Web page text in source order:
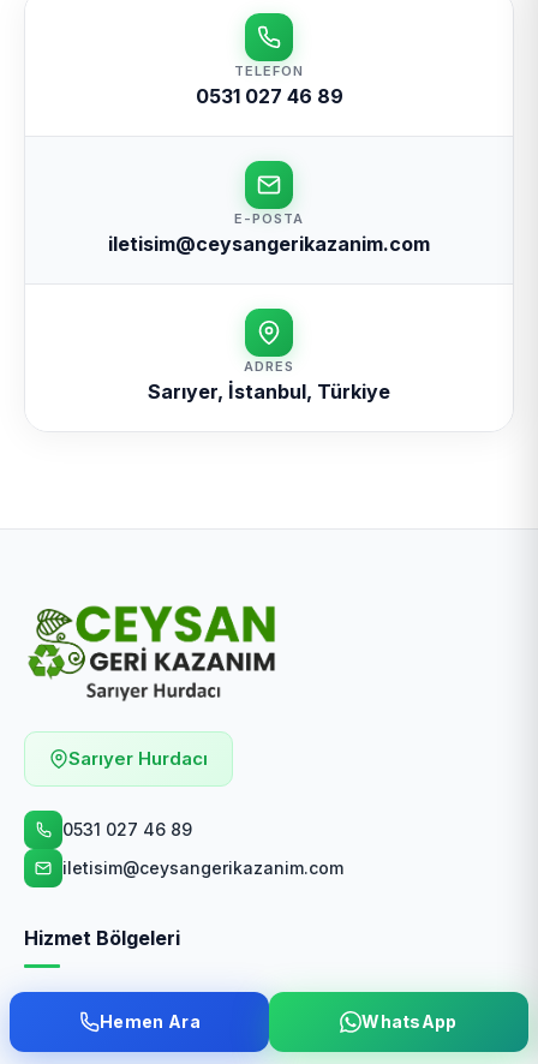
TELEFON
0531 027 46 89
E-POSTA
iletisim@ceysangerikazanim.com
ADRES
Sarıyer, İstanbul, Türkiye
Sarıyer Hurdacı
0531 027 46 89
iletisim@ceysangerikazanim.com
Hizmet Bölgeleri
Hemen Ara WhatsApp